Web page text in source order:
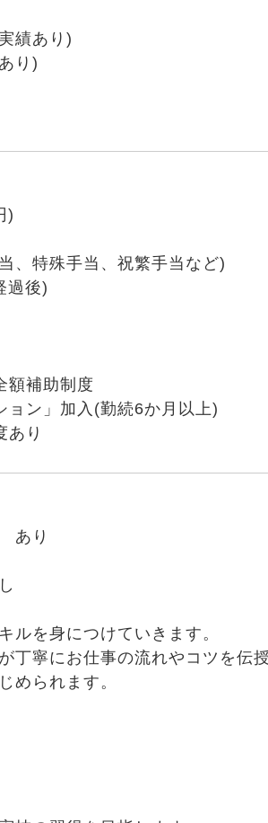
績あり)
り)
)
、特殊手当、祝繁手当など)
過後)
額補助制度
ョン」加入(勤続6か月以上)
あり
あり
ルを身につけていきます。
丁寧にお仕事の流れやコツを伝
められます。